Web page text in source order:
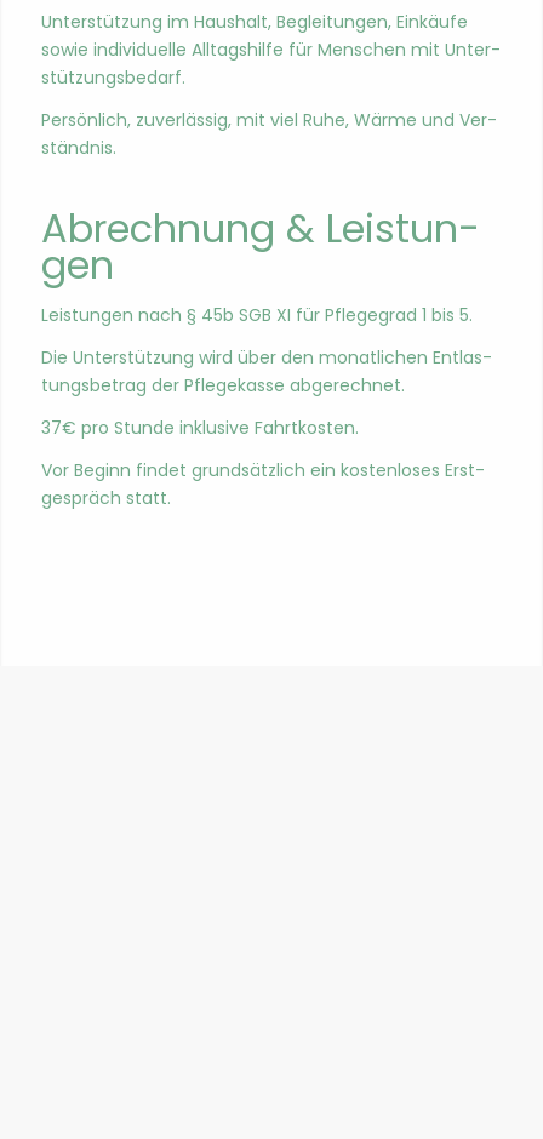
Unter­stützung im Haushalt, Begleitun­gen, Einkäufe
sowie indi­vidu­elle All­t­agshil­fe für Men­schen mit Unter­
stützungs­be­darf.
Per­sön­lich, zuver­läs­sig, mit viel Ruhe, Wärme und Ver­
ständ­nis.
Abrech­nung & Leis­tun­
gen
Leis­tun­gen nach § 45b SGB XI für Pflege­grad 1 bis 5.
Die Unter­stützung wird über den monatlichen Ent­las­
tungs­be­trag der Pflegekasse abgerech­net.
37€ pro Stunde inklu­sive Fahrtkosten.
Vor Beginn find­et grund­sät­zlich ein kosten­los­es Erst­
ge­spräch statt.